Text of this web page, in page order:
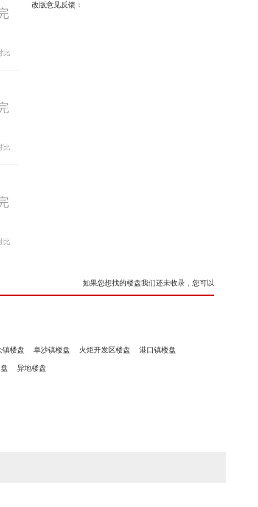
比
比
比
改版意见反馈：
如果您想找的楼盘我们还未收录，您可以
镇楼盘 阜沙镇楼盘 火炬开发区楼盘 港口镇楼盘
异地楼盘